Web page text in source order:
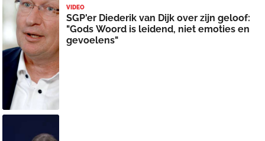
VIDEO
SGP'er Diederik van Dijk over zijn geloof:
"Gods Woord is leidend, niet emoties en
gevoelens"